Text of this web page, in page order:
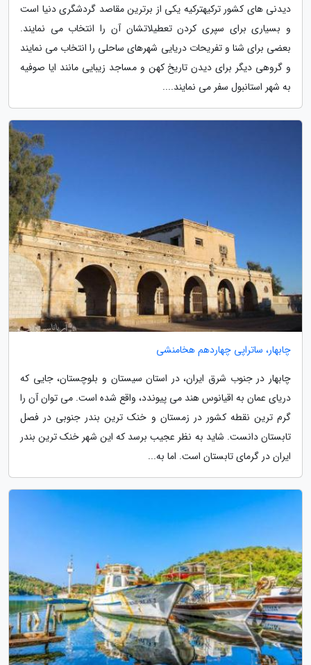
دیدنی های کشور ترکیهترکیه یکی از برترین مقاصد گردشگری دنیا است
و بسیاری برای سپری کردن تعطیلاتشان آن را انتخاب می نمایند.
بعضی برای شنا و تفریحات دریایی شهرهای ساحلی را انتخاب می نمایند
و گروهی دیگر برای دیدن تاریخ کهن و مساجد زیبایی مانند ایا صوفیه
به شهر استانبول سفر می نمایند....
چابهار، ساتراپی چهاردهم هخامنشی
چابهار در جنوب شرق ایران، در استان سیستان و بلوچستان، جایی که
دریای عمان به اقیانوس هند می پیوندد، واقع شده است. می توان آن را
گرم ترین نقطه کشور در زمستان و خنک ترین بندر جنوبی در فصل
تابستان دانست. شاید به نظر عجیب برسد که این شهر خنک ترین بندر
ایران در گرمای تابستان است. اما به...